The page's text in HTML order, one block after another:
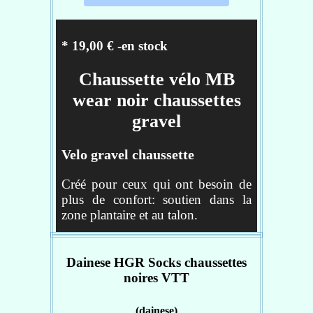
Tailles :
S/M : 36/39
L/XL : 40/43
* 19,00 € -en stock
Chaussette vélo MB
wear noir chaussettes
gravel
Velo gravel chaussette
Créé pour ceux qui ont besoin de
plus de confort: soutien dans la
zone plantaire et au talon.
particulier pour ceux qui pratiquent
le gravel offroad sur de longues
composée d'une texture avec des
Dainese HGR Socks chaussettes
noires VTT
(dainese)